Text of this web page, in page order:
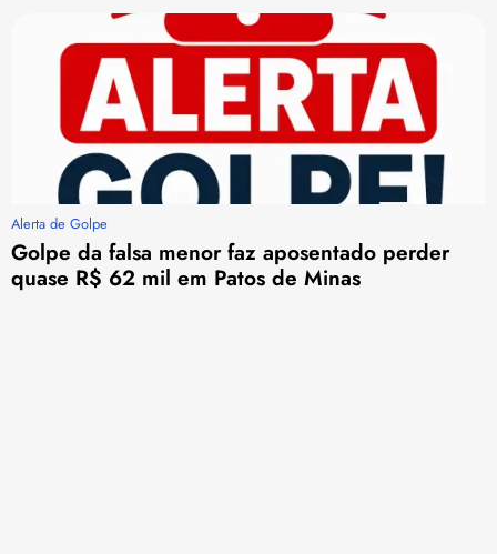
Alerta de Golpe
Golpe da falsa menor faz aposentado perder
quase R$ 62 mil em Patos de Minas